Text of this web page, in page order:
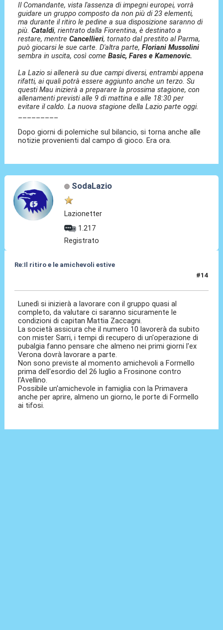
Il Comandante, vista l'assenza di impegni europei, vorrà
guidare un gruppo composto da non più di 23 elementi,
ma durante il ritiro le pedine a sua disposizione saranno di
più.Cataldi, rientrato dalla Fiorentina, è destinato a
restare, mentreCancellieri, tornato dal prestito al Parma,
può giocarsi le sue carte. D'altra parte,Floriani Mussolini
sembra in uscita, così comeBasic, Fares e Kamenovic.
La Lazio si allenerà su due campi diversi, entrambi appena
rifatti, ai quali potrà essere aggiunto anche un terzo. Su
questi Mau inizierà a preparare la prossima stagione, con
allenamenti previsti alle 9 di mattina e alle 18:30 per
evitare il caldo. La nuova stagione della Lazio parte oggi.
Dopo giorni di polemiche sul bilancio, si torna anche alle
notizie provenienti dal campo di gioco. Era ora.
SodaLazio
Lazionetter
1.217
Registrato
Re:Il ritiro e le amichevoli estive
#14
Lunedì si inizierà a lavorare con il gruppo quasi al
completo, da valutare ci saranno sicuramente le
condizioni di capitan Mattia Zaccagni.
La società assicura che il numero 10 lavorerà da subito
con mister Sarri, i tempi di recupero di un'operazione di
pubalgia fanno pensare che almeno nei primi giorni l'ex
Verona dovrà lavorare a parte.
Non sono previste al momento amichevoli a Formello
prima dell'esordio del 26 luglio a Frosinone contro
l'Avellino.
Possibile un'amichevole in famiglia con la Primavera
anche per aprire, almeno un giorno, le porte di Formello
ai tifosi.